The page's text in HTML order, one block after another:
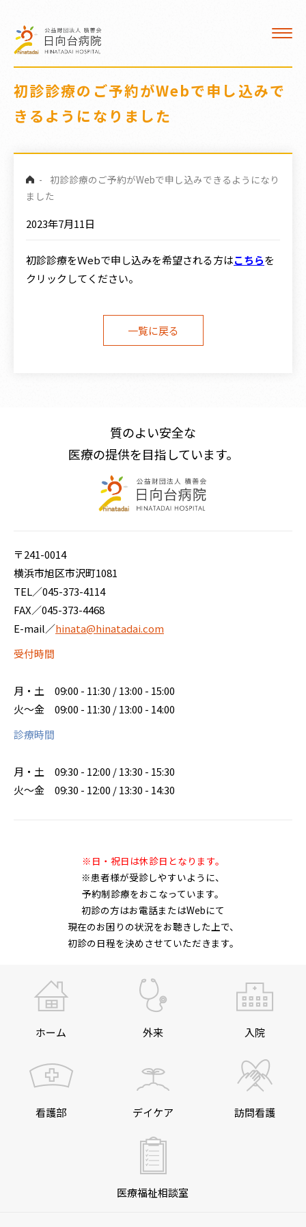
護部
イケア
療福祉相談室
ロザリル治療
通案内
員募集
院広報誌
初診診療のご予約がWebで申し込みで
きるようになりました
-
初診診療のご予約がWebで申し込みできるようになり
ました
2023年7月11日
初診診療をＷebで申し込みを希望される方はこちらを
クリックしてください。
一覧に戻る
質のよい安全な
医療の提供を目指しています。
〒241-0014
横浜市旭区市沢町1081
TEL／045-373-4114
FAX／045-373-4468
E-mail／hinata@hinatadai.com
受付時間
月・土
09:00 - 11:30 / 13:00 - 15:00
火～金
09:00 - 11:30 / 13:00 - 14:00
診療時間
月・土
09:30 - 12:00 / 13:30 - 15:30
火～金
09:30 - 12:00 / 13:30 - 14:30
※日・祝日は休診日となります。
※患者様が受診しやすいように、
予約制診療をおこなっています。
初診の方はお電話またはWebにて
現在のお困りの状況をお聴きした上で、
初診の日程を決めさせていただきます。
ホーム 外来 入院
看護部 デイケア 訪問看護
医療福祉相談室